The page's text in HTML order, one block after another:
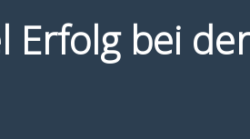
Erfolg bei der